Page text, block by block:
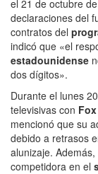
el 21 de octubre
declaraciones del
contratos del
indicó que «el
estadounidense
dos dígitos».
Durante el lunes
televisivas con
mencionó que su
debido a retrasos
alunizaje.
competidora en el